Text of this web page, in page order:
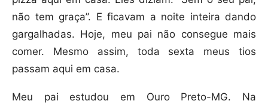
não tem graça”. E ficavam a noite inteira dando
gargalhadas. Hoje, meu pai não consegue mais
comer. Mesmo assim, toda sexta meus tios
passam aqui em casa.
Meu pai estudou em Ouro Preto-MG. Na